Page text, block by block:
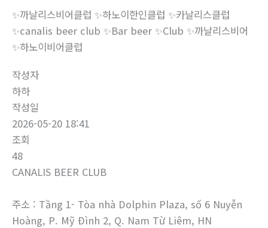
✨까날리스비어클럽 ✨하노이한인클럽 ✨‍‍카날리스클럽
✨‍canalis beer club ✨Bar beer ✨‍‍Club ‍‍✨까날리스비어
‍‍✨하노이비어클럽
작성자
하하
작성일
2026-05-20 18:41
조회
48
CANALIS BEER CLUB
주소 : Tầng 1- Tòa nhà Dolphin Plaza, số 6 Nuyễn
Hoàng, P. Mỹ Đình 2, Q. Nam Từ Liêm, HN